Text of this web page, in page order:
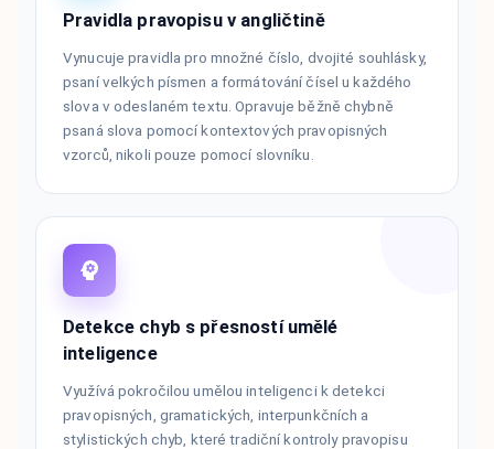
Pravidla pravopisu v angličtině
Vynucuje pravidla pro množné číslo, dvojité souhlásky,
psaní velkých písmen a formátování čísel u každého
slova v odeslaném textu. Opravuje běžně chybně
psaná slova pomocí kontextových pravopisných
vzorců, nikoli pouze pomocí slovníku.
Detekce chyb s přesností umělé
inteligence
Využívá pokročilou umělou inteligenci k detekci
pravopisných, gramatických, interpunkčních a
stylistických chyb, které tradiční kontroly pravopisu